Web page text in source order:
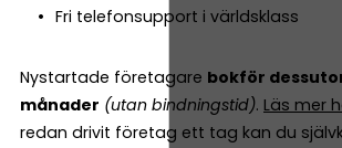
Fri telefonsupport i världsklass
Nystartade företagare bokför
månader (utan bindningstid). Läs mer
redan drivit företag ett tag kan du